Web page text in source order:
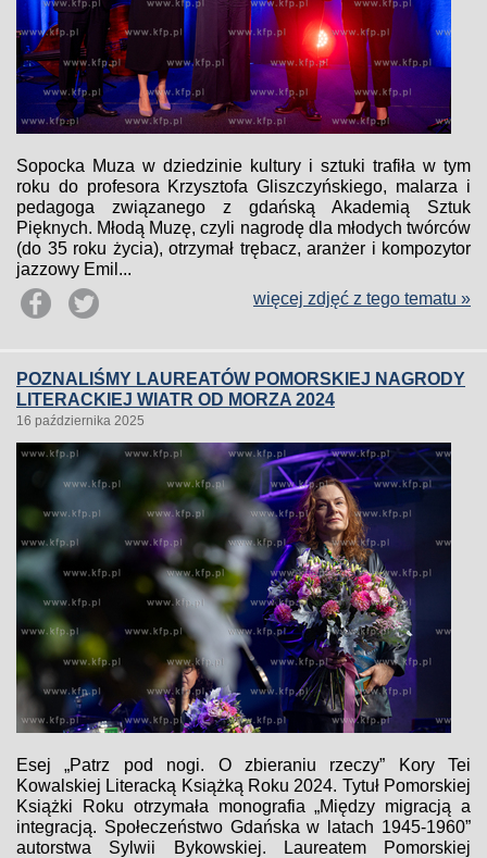
Sopocka Muza w dziedzinie kultury i sztuki trafiła w tym
roku do profesora Krzysztofa Gliszczyńskiego, malarza i
pedagoga związanego z gdańską Akademią Sztuk
Pięknych. Młodą Muzę, czyli nagrodę dla młodych twórców
(do 35 roku życia), otrzymał trębacz, aranżer i kompozytor
jazzowy Emil...
więcej zdjęć z tego tematu »
POZNALIŚMY LAUREATÓW POMORSKIEJ NAGRODY
LITERACKIEJ WIATR OD MORZA 2024
16 października 2025
Esej „Patrz pod nogi. O zbieraniu rzeczy” Kory Tei
Kowalskiej Literacką Książką Roku 2024. Tytuł Pomorskiej
Książki Roku otrzymała monografia „Między migracją a
integracją. Społeczeństwo Gdańska w latach 1945-1960”
autorstwa Sylwii Bykowskiej. Laureatem Pomorskiej